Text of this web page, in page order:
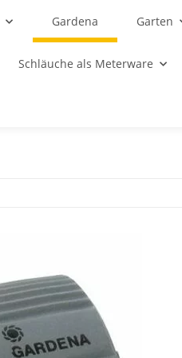
Gardena Garten
Schläuche als Meterware